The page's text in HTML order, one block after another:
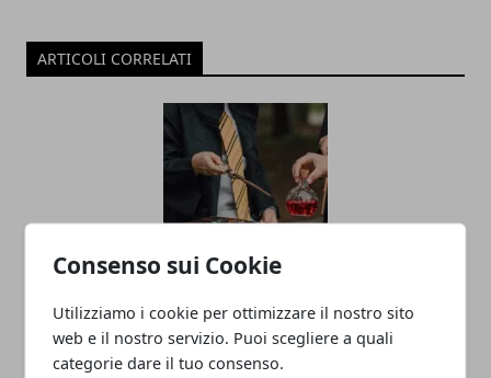
Consenso sui Cookie
Utilizziamo i cookie per ottimizzare il nostro sito
web e il nostro servizio. Puoi scegliere a quali
categorie dare il tuo consenso.
ARTICOLI CORRELATI
L’universo Harry Potter: libri, film,
mostre e serie TV, tutte le versioni del
mondo fantasy più noto al mondo